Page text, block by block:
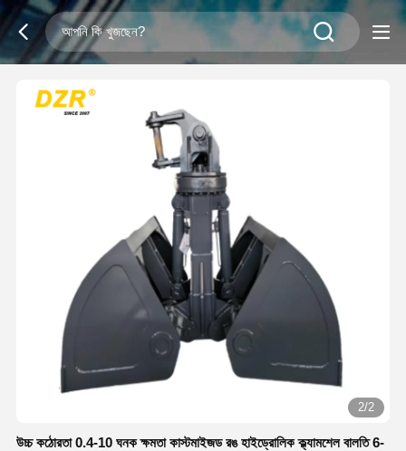
2/2
উচ্চ কঠোরতা 0.4-10 ঘনক ক্ষমতা কাস্টমাইজড রঙ হাইড্রোলিক ক্ল্যামশেল বালতি 6-